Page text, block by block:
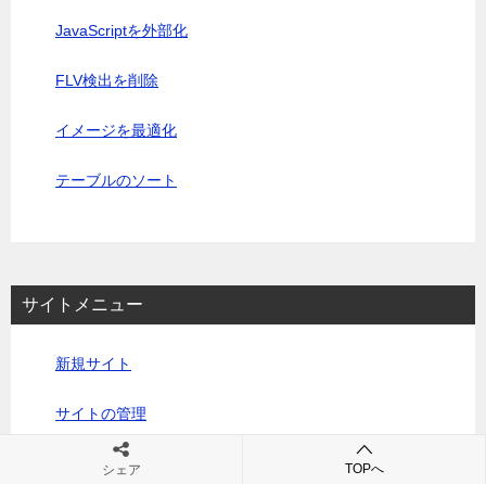
JavaScriptを外部化
FLV検出を削除
イメージを最適化
テーブルのソート
サイトメニュー
新規サイト
サイトの管理
シェア TOPへ